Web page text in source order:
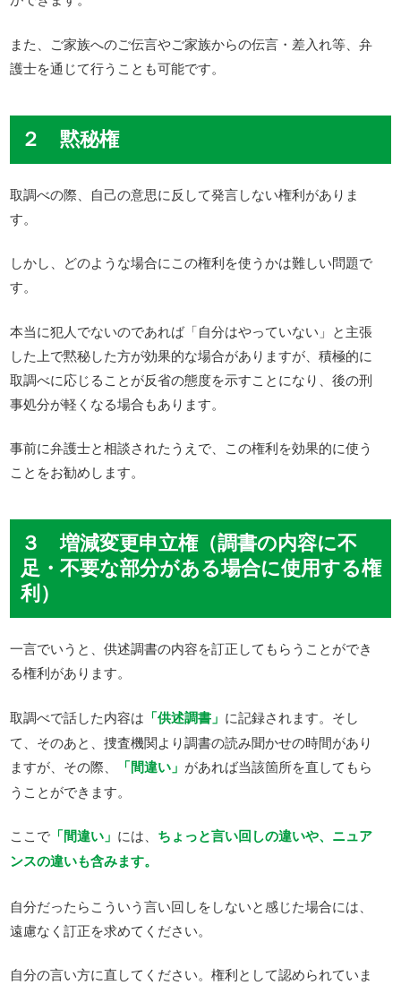
また、ご家族へのご伝言やご家族からの伝言・差入れ等、弁
護士を通じて行うことも可能です。
２ 黙秘権
取調べの際、自己の意思に反して発言しない権利がありま
す。
しかし、どのような場合にこの権利を使うかは難しい問題で
す。
本当に犯人でないのであれば「自分はやっていない」と主張
した上で黙秘した方が効果的な場合がありますが、積極的に
取調べに応じることが反省の態度を示すことになり、後の刑
事処分が軽くなる場合もあります。
事前に弁護士と相談されたうえで、この権利を効果的に使う
ことをお勧めします。
３ 増減変更申立権（調書の内容に不
足・不要な部分がある場合に使用する権
利）
一言でいうと、供述調書の内容を訂正してもらうことができ
る権利があります。
取調べで話した内容は 「供述調書」 に記録されます。そし
て、そのあと、捜査機関より調書の読み聞かせの時間があり
ますが、その際、
「間違い」 があれば当該箇所を直してもら
うことができます。
ここで 「間違い」 には、 ちょっと言い回しの違いや、ニュア
ンスの違いも含みます。
自分だったらこういう言い回しをしないと感じた場合には、
遠慮なく訂正を求めてください。
自分の言い方に直してください。権利として認められていま